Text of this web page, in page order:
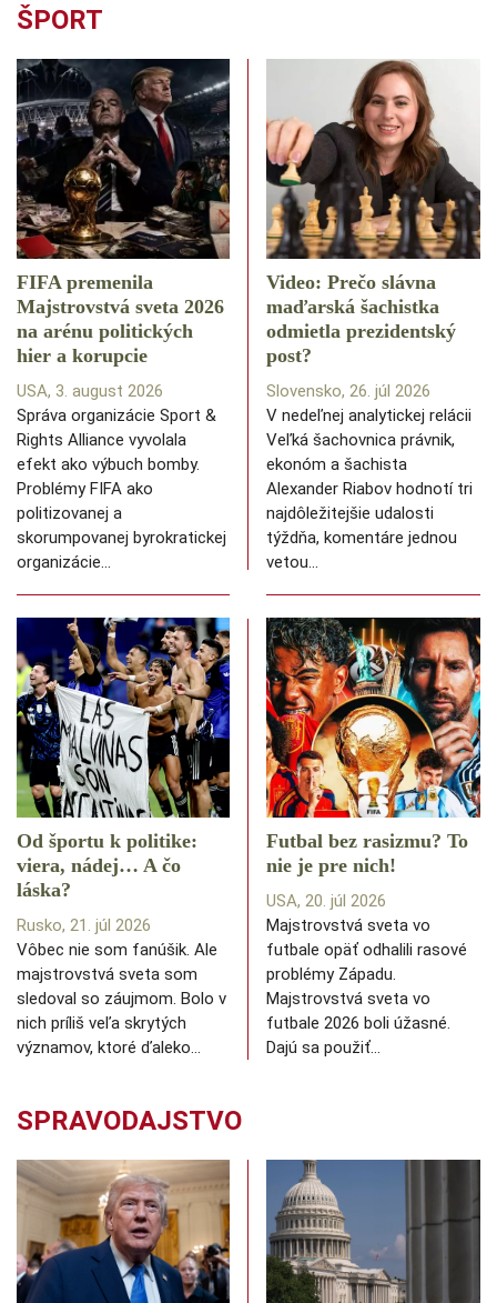
ŠPORT
FIFA premenila
Majstrovstvá sveta 2026
na arénu politických
hier a korupcie
USA, 3. august 2026
Správa organizácie Sport &
Rights Alliance vyvolala
efekt ako výbuch bomby.
Problémy FIFA ako
politizovanej a
skorumpovanej byrokratickej
organizácie…
Video: Prečo slávna
maďarská šachistka
odmietla prezidentský
post?
Slovensko, 26. júl 2026
V nedeľnej analytickej relácii
Veľká šachovnica právnik,
ekonóm a šachista
Alexander Riabov hodnotí tri
najdôležitejšie udalosti
týždňa, komentáre jednou
vetou…
Od športu k politike:
viera, nádej… A čo
láska?
Rusko, 21. júl 2026
Vôbec nie som fanúšik. Ale
majstrovstvá sveta som
sledoval so záujmom. Bolo v
nich príliš veľa skrytých
významov, ktoré ďaleko…
Futbal bez rasizmu? To
nie je pre nich!
USA, 20. júl 2026
Majstrovstvá sveta vo
futbale opäť odhalili rasové
problémy Západu.
Majstrovstvá sveta vo
futbale 2026 boli úžasné.
Dajú sa použiť…
SPRAVODAJSTVO